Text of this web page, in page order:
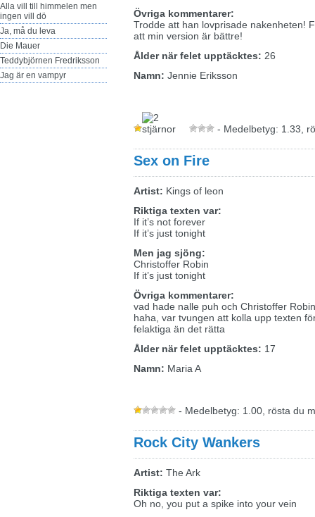
Alla vill till himmelen men
ingen vill dö
Ja, må du leva
Die Mauer
Teddybjörnen Fredriksson
Jag är en vampyr
Övriga kommentarer:
Trodde att han lovprisade nakenheten!
att min version är bättre!
Ålder när felet upptäcktes: 26
Namn: Jennie Eriksson
- Medelbetyg: 1.33,
Sex on Fire
Artist: Kings of leon
Riktiga texten var:
If it’s not forever
If it’s just tonight
Men jag sjöng:
Christoffer Robin
If it’s just tonight
Övriga kommentarer:
vad hade nalle puh och Christoffer
haha, var tvungen att kolla upp texten
felaktiga än det rätta
Ålder när felet upptäcktes: 17
Namn: Maria A
- Medelbetyg: 1.00, rösta du
Rock City Wankers
Artist: The Ark
Riktiga texten var:
Oh no, you put a spike into your vein